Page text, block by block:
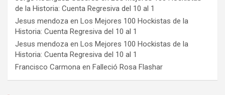
de la Historia: Cuenta Regresiva del 10 al 1
Jesus mendoza en Los Mejores 100 Hockistas de la
Historia: Cuenta Regresiva del 10 al 1
Jesus mendoza en Los Mejores 100 Hockistas de la
Historia: Cuenta Regresiva del 10 al 1
Francisco Carmona en Falleció Rosa Flashar